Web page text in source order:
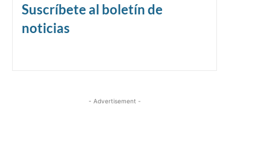
Suscríbete al boletín de
noticias
- Advertisement -